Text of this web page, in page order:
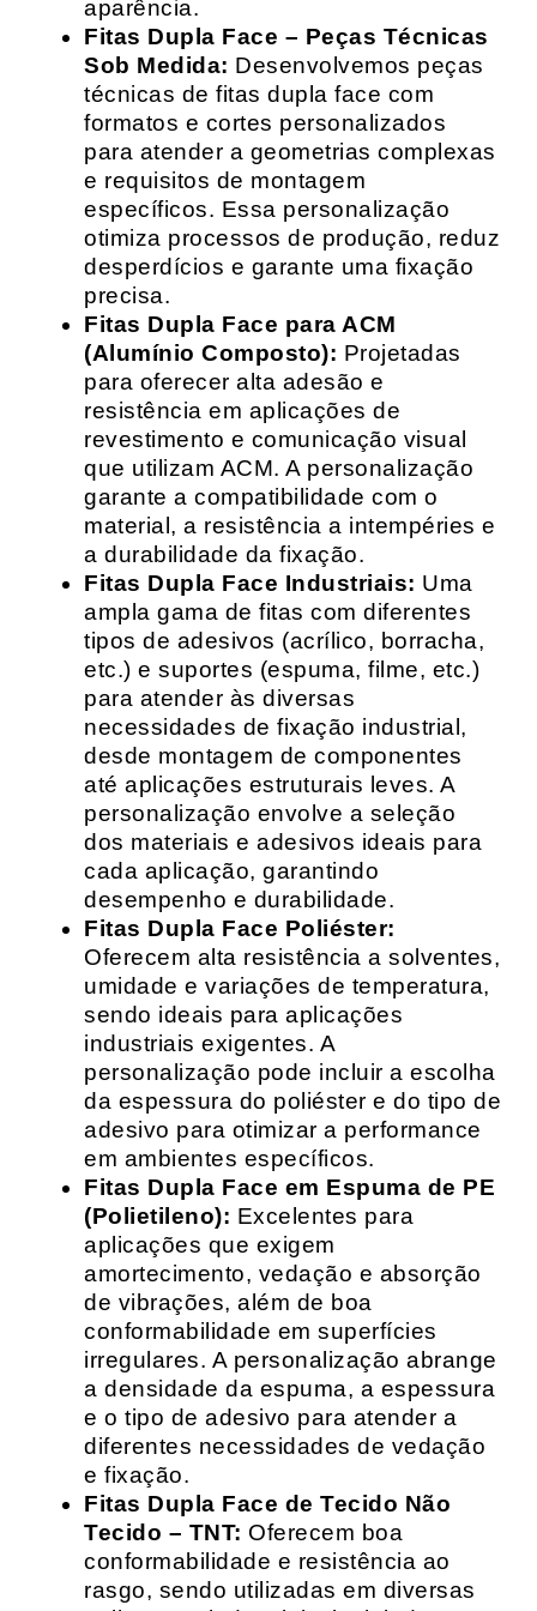
aparência.
Fitas Dupla Face – Peças Técnicas
Sob Medida: Desenvolvemos peças
técnicas de fitas dupla face com
formatos e cortes personalizados
para atender a geometrias complexas
e requisitos de montagem
específicos. Essa personalização
otimiza processos de produção, reduz
desperdícios e garante uma fixação
precisa.
Fitas Dupla Face para ACM
(Alumínio Composto): Projetadas
para oferecer alta adesão e
resistência em aplicações de
revestimento e comunicação visual
que utilizam ACM. A personalização
garante a compatibilidade com o
material, a resistência a intempéries e
a durabilidade da fixação.
Fitas Dupla Face Industriais: Uma
ampla gama de fitas com diferentes
tipos de adesivos (acrílico, borracha,
etc.) e suportes (espuma, filme, etc.)
para atender às diversas
necessidades de fixação industrial,
desde montagem de componentes
até aplicações estruturais leves. A
personalização envolve a seleção
dos materiais e adesivos ideais para
cada aplicação, garantindo
desempenho e durabilidade.
Fitas Dupla Face Poliéster:
Oferecem alta resistência a solventes,
umidade e variações de temperatura,
sendo ideais para aplicações
industriais exigentes. A
personalização pode incluir a escolha
da espessura do poliéster e do tipo de
adesivo para otimizar a performance
em ambientes específicos.
Fitas Dupla Face em Espuma de PE
(Polietileno): Excelentes para
aplicações que exigem
amortecimento, vedação e absorção
de vibrações, além de boa
conformabilidade em superfícies
irregulares. A personalização abrange
a densidade da espuma, a espessura
e o tipo de adesivo para atender a
diferentes necessidades de vedação
e fixação.
Fitas Dupla Face de Tecido Não
Tecido – TNT: Oferecem boa
conformabilidade e resistência ao
rasgo, sendo utilizadas em diversas